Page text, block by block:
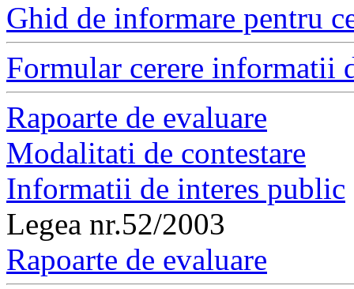
Ghid de informare pentru
Formular cerere informatii
Rapoarte de evaluare
Modalitati de contestare
Informatii de interes public
Legea nr.52/2003
Rapoarte de evaluare